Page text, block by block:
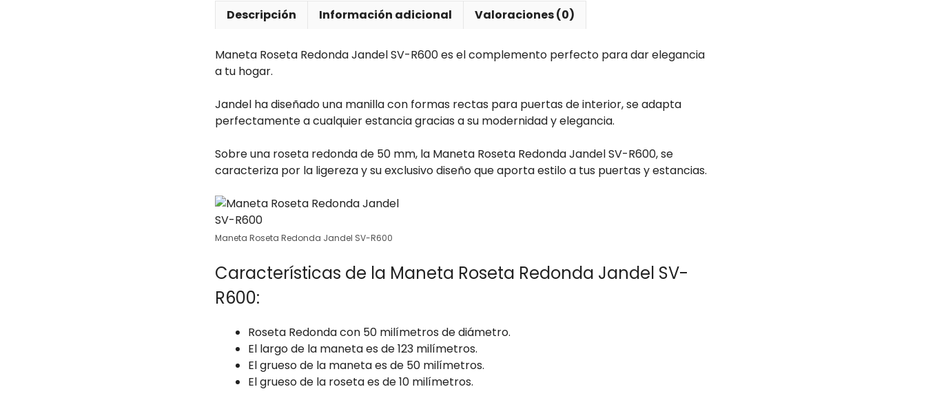
Descripción Información adicional Valoraciones (0)
Maneta Roseta Redonda Jandel SV-R600 es el complemento perfecto para dar elegancia
a tu hogar.
Jandel ha diseñado una manilla con formas rectas para puertas de interior, se adapta
perfectamente a cualquier estancia gracias a su modernidad y elegancia.
Sobre una roseta redonda de 50 mm, la Maneta Roseta Redonda Jandel SV-R600, se
caracteriza por la ligereza y su exclusivo diseño que aporta estilo a tus puertas y estancias.
Maneta Roseta Redonda Jandel SV-R600
Características de la Maneta Roseta Redonda Jandel SV-
R600:
Roseta Redonda con 50 milímetros de diámetro.
El largo de la maneta es de 123 milímetros.
El grueso de la maneta es de 50 milímetros.
El grueso de la roseta es de 10 milímetros.